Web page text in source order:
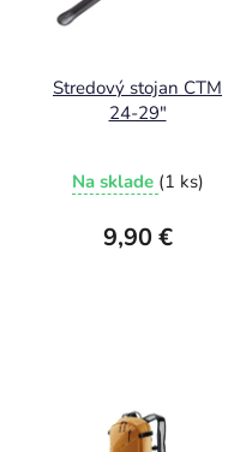
Stredový stojan CTM
24-29"
Na sklade (1 ks)
9,90 €